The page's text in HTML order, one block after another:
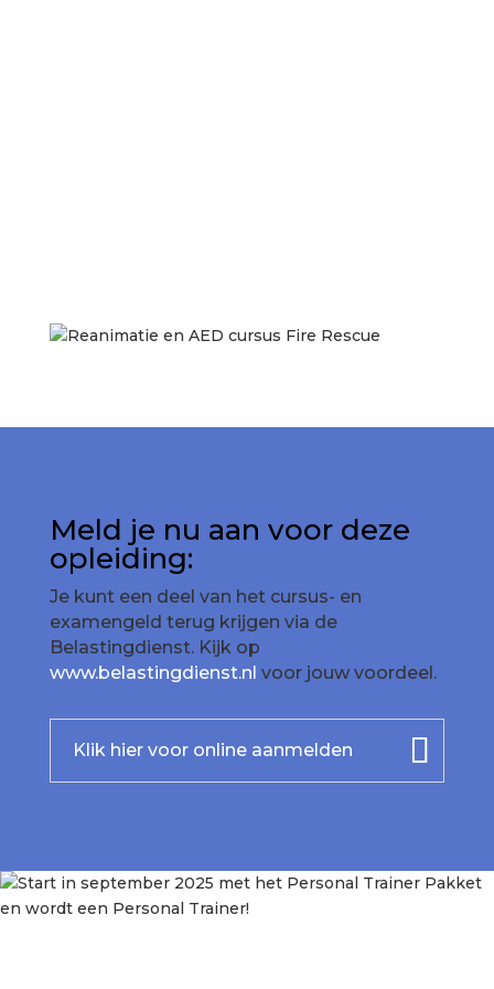
Meld je nu aan voor deze
opleiding:
Je kunt een deel van het cursus- en
examengeld terug krijgen via de
Belastingdienst. Kijk op
www.belastingdienst.nl voor jouw voordeel.
Klik hier voor online aanmelden